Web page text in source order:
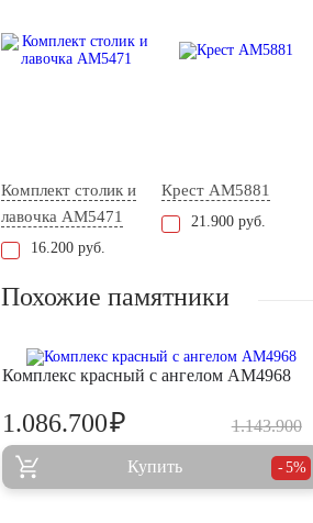
Комплект столик и
лавочка АМ5471
16.200 руб.
Крест AM5881
21.900 руб.
Похожие памятники
Комплекс красный с ангелом AM4968
1.143.900
1.086.700₽
Купить 5%